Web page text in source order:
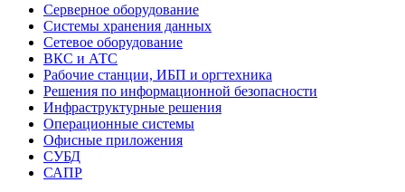
Серверное оборудование
Системы хранения данных
Сетевое оборудование
ВКС и АТС
Рабочие станции, ИБП и оргтехника
Решения по информационной безопасности
Инфраструктурные решения
Операционные системы
Офисные приложения
СУБД
САПР